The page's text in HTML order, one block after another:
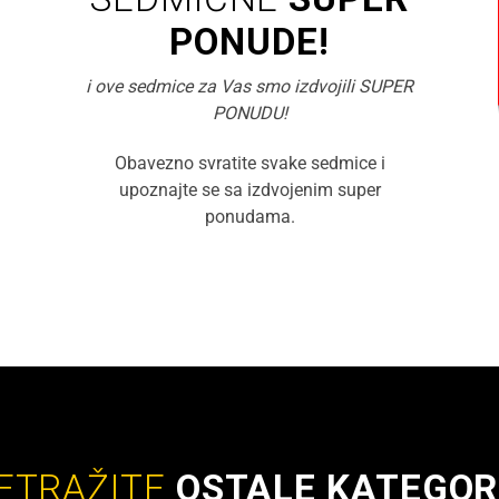
PONUDE!
i ove sedmice za Vas smo izdvojili SUPER
PONUDU!
Obavezno svratite svake sedmice i
upoznajte se sa izdvojenim super
ponudama.
OSTALE